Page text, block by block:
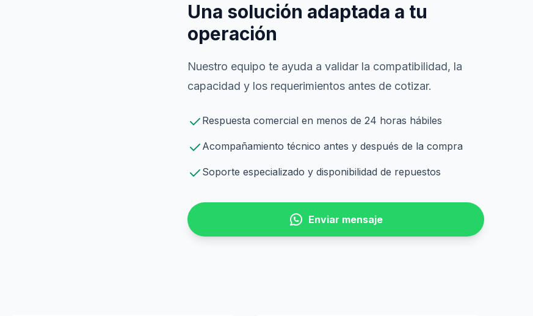
Una solución adaptada a tu
operación
Nuestro equipo te ayuda a validar la compatibilidad, la
capacidad y los requerimientos antes de cotizar.
Respuesta comercial en menos de 24 horas hábiles
Acompañamiento técnico antes y después de la compra
Soporte especializado y disponibilidad de repuestos
Enviar mensaje